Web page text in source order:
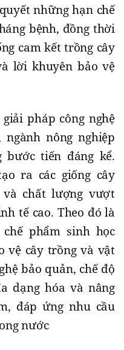
những hạn chế
bệnh, đồng thời
cam kết trồng cây
lời khuyên bảo vệ
pháp công nghệ
nông nghiệp
bước tiến đáng kể.
ra các giống cây
chất lượng vượt
tế cao. Theo đó là
phẩm sinh học
vệ cây trồng và vật
bảo quản, chế độ
dạng hóa và nâng
đáp ứng nhu cầu
nước